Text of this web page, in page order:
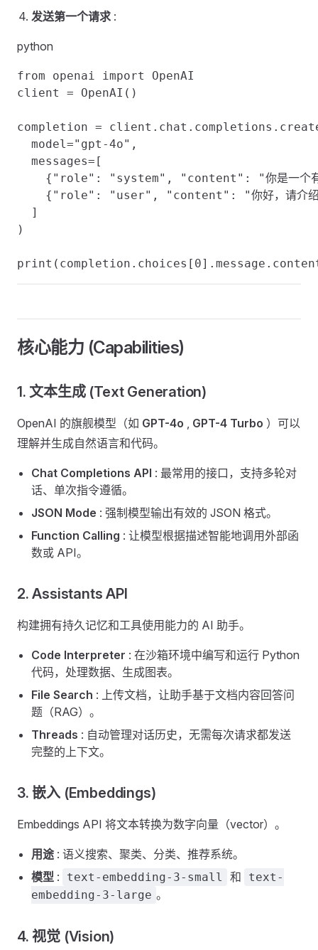
发送第一个请求 :
python
from openai import OpenAI
client = OpenAI()
completion =
  model="gpt-4o",
  messages=[
{"role": "system", "content": "你是一个
{"role": "user", "content": "你好，请介绍
  ]
)
核心能力 (Capabilities) ​
1. 文本生成 (Text Generation) ​
OpenAI 的旗舰模型（如 GPT-4o , GPT-4 Turbo ）可以
理解并生成自然语言和代码。
Chat Completions API : 最常用的接口，支持多轮对
话、单次指令遵循。
JSON Mode : 强制模型输出有效的 JSON 格式。
Function Calling : 让模型根据描述智能地调用外部函
数或 API。
2. Assistants API ​
构建拥有持久记忆和工具使用能力的 AI 助手。
Code Interpreter : 在沙箱环境中编写和运行 Python
代码，处理数据、生成图表。
File Search : 上传文档，让助手基于文档内容回答问
题（RAG）。
Threads : 自动管理对话历史，无需每次请求都发送
完整的上下文。
3. 嵌入 (Embeddings) ​
Embeddings API 将文本转换为数字向量（vector）。
用途: 语义搜索、聚类、分类、推荐系统。
模型 : text-embedding-3-small 和
text-
embedding-3-large 。
4. 视觉 (Vision) ​